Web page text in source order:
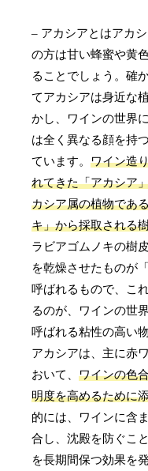
– アカシアとはアカ
の方は甘い蜂蜜や黄
ることでしょう。確
てアカシアは身近な
かし、ワインの世界
は全く異なる顔を持
ています。ワイン造
れてきた「アカシア
カシア属の植物であ
キ」から採取される
ラビアゴムノキの樹
を乾燥させたものが
呼ばれるもので、こ
るのが、ワインの世
呼ばれる粘性の高い
アカシアは、主に赤
おいて、ワインの色
明度を高めるために
的には、ワインに含
合し、沈殿を防ぐこ
を長期間保つ効果を